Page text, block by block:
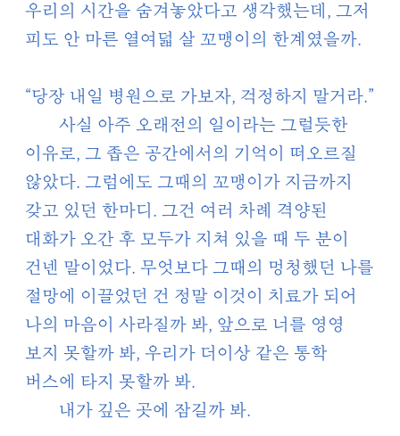
우리의 시간을 숨겨놓았다고 생각했는데, 그저
피도 안 마른 열여덟 살 꼬맹이의 한계였을까.
“당장 내일 병원으로 가보자, 걱정하지 말거라.”
사실 아주 오래전의 일이라는 그럴듯한
이유로, 그 좁은 공간에서의 기억이 떠오르질
않았다. 그럼에도 그때의 꼬맹이가 지금까지
갖고 있던 한마디. 그건 여러 차례 격양된
대화가 오간 후 모두가 지쳐 있을 때 두 분이
건넨 말이었다. 무엇보다 그때의 멍청했던 나를
절망에 이끌었던 건 정말 이것이 치료가 되어
나의 마음이 사라질까 봐, 앞으로 너를 영영
보지 못할까 봐, 우리가 더이상 같은 통학
버스에 타지 못할까 봐.
내가 깊은 곳에 잠길까 봐.